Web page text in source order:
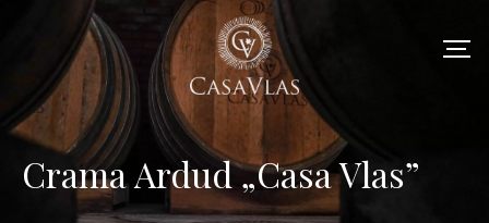
Crama Ardud „Casa Vlas”